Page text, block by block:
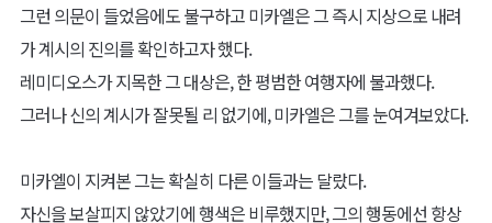
그런 의문이 들었음에도 불구하고 미카엘은 그 즉시 지상으로 내려
가 계시의 진의를 확인하고자 했다.
레미디오스가 지목한 그 대상은, 한 평범한 여행자에 불과했다.
그러나 신의 계시가 잘못될 리 없기에, 미카엘은 그를 눈여겨보았다.
미카엘이 지켜본 그는 확실히 다른 이들과는 달랐다.
자신을 보살피지 않았기에 행색은 비루했지만, 그의 행동에선 항상